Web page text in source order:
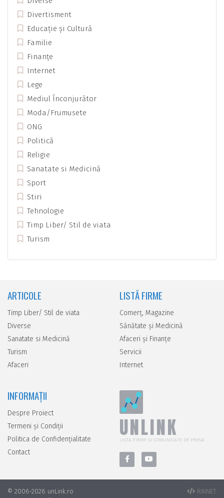
Divertisment
Educație și Cultură
Familie
Finanțe
Internet
Lege
Mediul Înconjurător
Moda/Frumusete
ONG
Politică
Religie
Sanatate si Medicină
Sport
Stiri
Tehnologie
Timp Liber/ Stil de viata
Turism
ARTICOLE
Timp Liber/ Stil de viata
Diverse
Sanatate si Medicină
Turism
Afaceri
LISTĂ FIRME
Comerţ, Magazine
Sănătate şi Medicină
Afaceri şi Finanţe
Servicii
Internet
INFORMAȚII
Despre Proiect
Termeni și Condiții
Politica de Confidențialitate
Contact
UNLINK
LISTA FIRME SI COMUNICATE DE PRESA
© 2006-2026 unLink.ro
RAINET